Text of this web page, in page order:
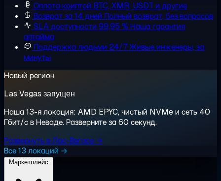
Оплата криптой BTC, XMR, USDT и другие
Возврат за 14 дней Полный возврат, без вопросов
SLA доступности 99,95 % Наша гарантия
аптайма
Поддержка людьми 24/7Живые инженеры, за
минуты
Новый регион
Las Vegas запущен
Наша 13-я локация: AMD EPYC, чистый NVMe и сеть 40
Гбит/с в Неваде. Разверните за 60 секунд.
Развернуть в Лас-Вегасе →
Все 13 локаций →